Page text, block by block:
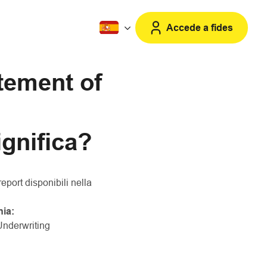
Accede a fides
of
disponibili nella